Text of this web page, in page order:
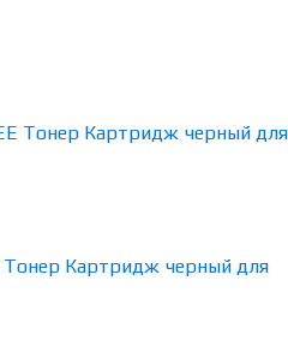
Тонер Картридж черный для